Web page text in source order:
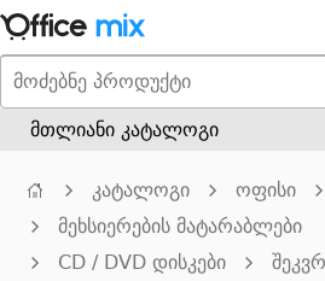
მთლიანი კატალოგი
კატალოგი ოფისი
მეხსიერების მატარაბლები
CD / DVD დისკები